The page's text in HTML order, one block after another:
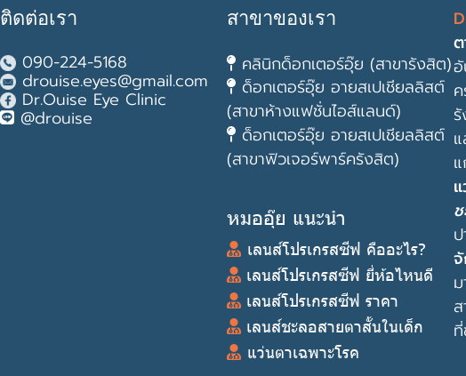
ติดต่อเรา
090-224-5168
drouise.eyes@gmail.com
Dr.Ouise Eye Clinic
@drouise
สาขาของเรา
คลินิกด็อกเตอร์อุ๊ย (สาขารังสิต)
ด็อกเตอร์อุ๊ย อายสเปเชียลลิสต์
(สาขาห้างแฟชั่นไอส์แลนด์)
ด็อกเตอร์อุ๊ย อายสเปเชียลลิสต์
(สาขาฟิวเจอร์พาร์ครังสิต)
หมออุ๊ย แนะนำ
เลนส์โปรเกรสซีฟ คืออะไร?
เลนส์โปรเกรสซีฟ ยี่ห้อไหนดี
เลนส์โปรเกรสซีฟ ราคา
เลนส์ชะลอสายตาสั้นในเด็ก
แว่นตาเฉพาะโรค